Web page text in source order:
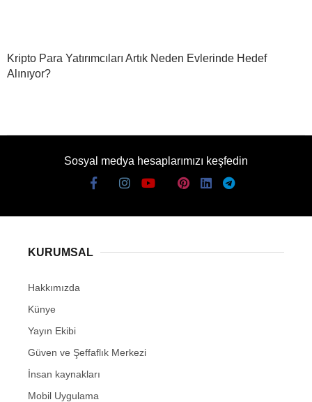
Kripto Para Yatırımcıları Artık Neden Evlerinde Hedef
Alınıyor?
Sosyal medya hesaplarımızı keşfedin
KURUMSAL
Hakkımızda
Künye
Yayın Ekibi
Güven ve Şeffaflık Merkezi
İnsan kaynakları
Mobil Uygulama